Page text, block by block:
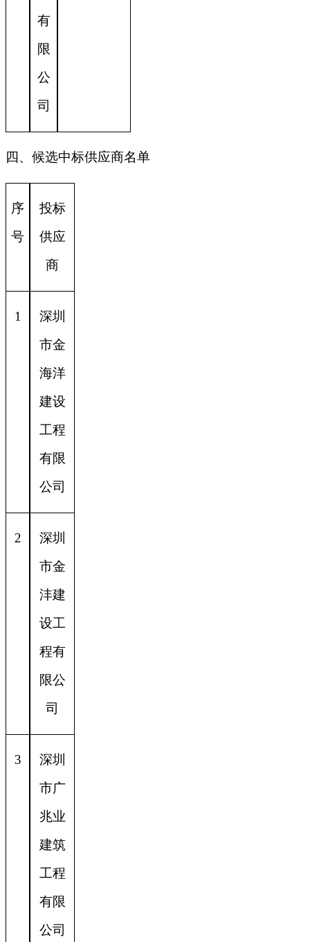
有
限
公
司
四、候选中标供应商名单
序
号
投标
供应
商
1
深圳
市金
海洋
建设
工程
有限
公司
2
深圳
市金
沣建
设工
程有
限公
司
3
深圳
市广
兆业
建筑
工程
有限
公司